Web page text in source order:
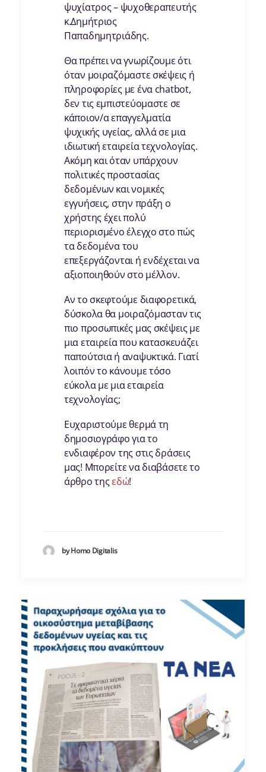
ψυχίατρος – ψυχοθεραπευτής
κ.Δημήτριος
Παπαδημητριάδης.
Θα πρέπει να γνωρίζουμε ότι
όταν μοιραζόμαστε σκέψεις ή
πληροφορίες με ένα chatbot,
δεν τις εμπιστεύομαστε σε
κάποιον/α επαγγελματία
ψυχικής υγείας, αλλά σε μια
ιδιωτική εταιρεία τεχνολογίας.
Ακόμη και όταν υπάρχουν
πολιτικές προστασίας
δεδομένων και νομικές
εγγυήσεις, στην πράξη ο
χρήστης έχει πολύ
περιορισμένο έλεγχο στο πώς
τα δεδομένα του
επεξεργάζονται ή ενδέχεται να
αξιοποιηθούν στο μέλλον.
Αν το σκεφτούμε διαφορετικά,
δύσκολα θα μοιραζόμασταν τις
πιο προσωπικές μας σκέψεις με
μια εταιρεία που κατασκευάζει
παπούτσια ή αναψυκτικά. Γιατί
λοιπόν το κάνουμε τόσο
εύκολα με μια εταιρεία
τεχνολογίας;
Ευχαριστούμε θερμά τη
δημοσιογράφο για το
ενδιαφέρον της στις δράσεις
μας! Μπορείτε να διαβάσετε το
άρθρο τηςεδώ!
by Homo Digitalis